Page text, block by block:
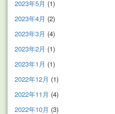
2023年5月 (1)
2023年4月 (2)
2023年3月 (4)
2023年2月 (1)
2023年1月 (1)
2022年12月 (1)
2022年11月 (4)
2022年10月 (3)